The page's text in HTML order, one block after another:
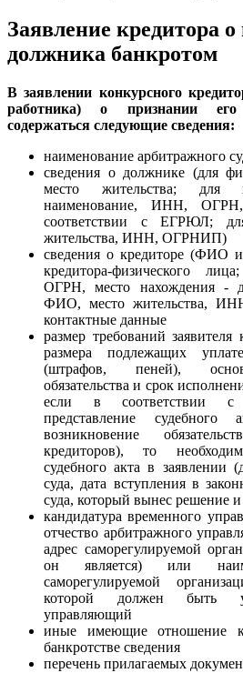
Заявление кредитора
должника банкротом
В заявлении конкурсного
работника) о признании
содержаться следующие сведения:
наименование арбитражного
сведения о должнике (для
место жительства;
наименование, ИНН,
соответствии с ЕГРЮЛ;
жительства, ИНН, ОГРНИП)
сведения о кредиторе (ФИО
кредитора-физического
ОГРН, место нахождения -
ФИО, место жительства,
контактные данные
размер требований
размера подлежащих
(штрафов, пеней),
обязательства и срок
если в соответствии с
представление судебного
возникновение
кредиторов), то
судебного акта в заявлении
суда, дата вступления в
суда, который вынес решение
кандидатура временного
отчество арбитражного
адрес саморегулируемой
он является) или
саморегулируемой
которой должен быть
управляющий
иные имеющие отношение
банкротстве сведения
перечень прилагаемых